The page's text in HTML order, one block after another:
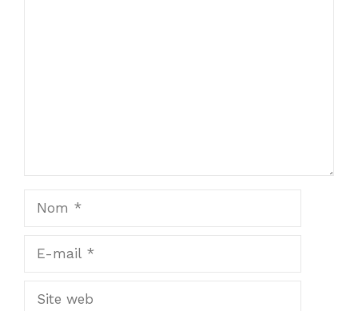
mail